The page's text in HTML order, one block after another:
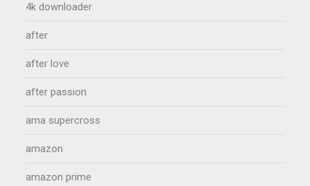
4k downloader
after
after love
after passion
ama supercross
amazon
amazon prime